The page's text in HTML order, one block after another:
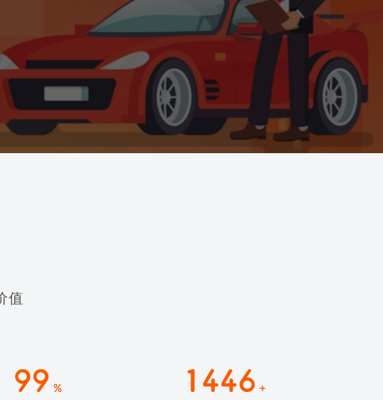
值
99 % 1446 +